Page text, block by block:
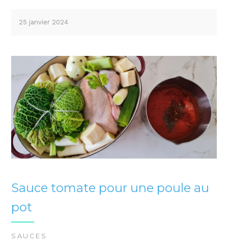
25 janvier 2024
Sauce tomate pour une poule au
pot
SAUCES